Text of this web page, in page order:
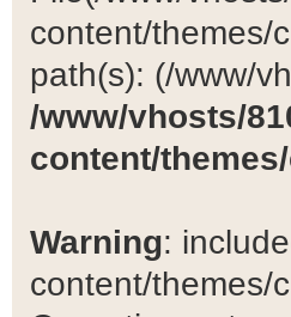
content/themes/
path(s): (/www/
/www/vhosts/
content/
Warning:
content/themes/